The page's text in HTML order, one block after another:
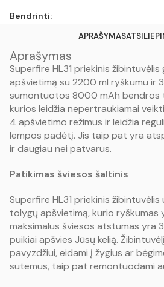
Bendrinti:
APRAŠYMAS
Aprašymas
Superfire HL31 priekinis
apšvietimą su 2200 ml ryškumu ir
sumontuotos 8000 mAh bendros
kurios leidžia nepertraukiamai
4 apšvietimo režimus ir leidžia
lempos padėtį. Jis taip pat yra
ir daugiau nei patvarus.
Patikimas šviesos šaltinis
Superfire HL31 priekinis
tolygų apšvietimą, kurio ryškumas
maksimalus šviesos atstumas yra
puikiai apšvies Jūsų kelią.
pavyzdžiui, eidami į žygius ar
sutemus, taip pat remontuodami